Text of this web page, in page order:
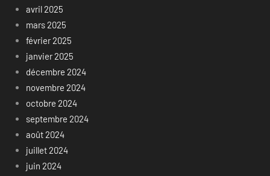
avril 2025
mars 2025
février 2025
janvier 2025
décembre 2024
novembre 2024
octobre 2024
septembre 2024
août 2024
juillet 2024
juin 2024